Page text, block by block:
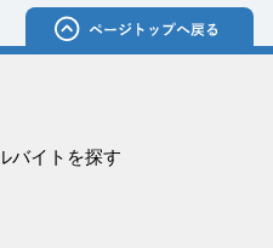
バイトを探す